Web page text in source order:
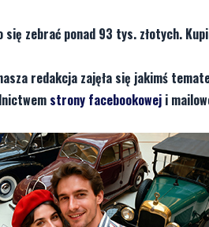
się zebrać ponad 93 tys. złotych.
redakcja zajęła się jakimś
strony facebookowej i